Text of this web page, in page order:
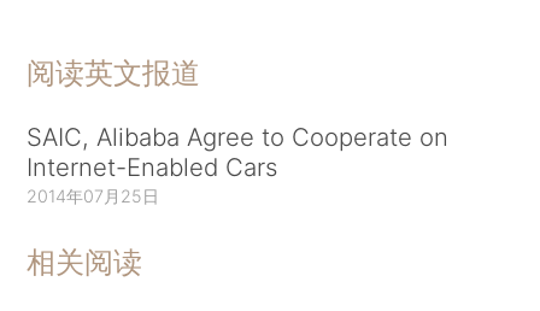
阅读英文报道
SAIC, Alibaba Agree to Cooperate on
Internet-Enabled Cars
2014年07月25日
相关阅读